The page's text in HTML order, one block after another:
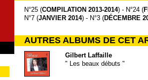
N°25 (COMPILATION 2013-2014) - N°24 (
N°7 (JANVIER 2014) - N°3 (DÉCEMBRE
AUTRES ALBUMS DE CET
Gilbert Laffaille
" Les beaux débuts "